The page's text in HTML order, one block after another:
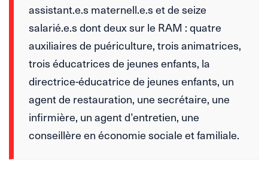
assistant.e.s maternell.e.s et de seize
salarié.e.s dont deux sur le RAM : quatre
auxiliaires de puériculture, trois animatrices,
trois éducatrices de jeunes enfants, la
directrice-éducatrice de jeunes enfants, un
agent de restauration, une secrétaire, une
infirmière, un agent d’entretien, une
conseillère en économie sociale et familiale.